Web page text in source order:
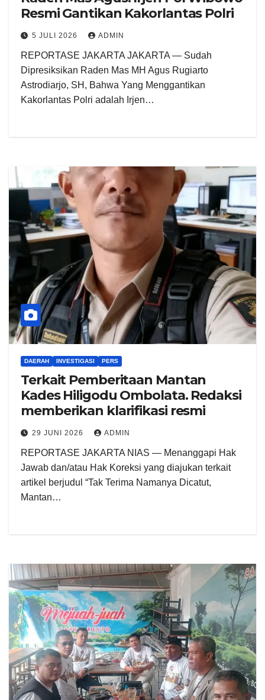
Resmi Gantikan Kakorlantas Polri
5 JULI 2026 ADMIN
REPORTASE JAKARTA JAKARTA — Sudah
Dipresiksikan Raden Mas MH Agus Rugiarto
Astrodiarjo, SH, Bahwa Yang Menggantikan
Kakorlantas Polri adalah Irjen…
DAERAH INVESTIGASI PERS
Terkait Pemberitaan Mantan
Kades Hiligodu Ombolata. Redaksi
memberikan klarifikasi resmi
29 JUNI 2026 ADMIN
REPORTASE JAKARTA NIAS — Menanggapi Hak
Jawab dan/atau Hak Koreksi yang diajukan terkait
artikel berjudul “Tak Terima Namanya Dicatut,
Mantan…